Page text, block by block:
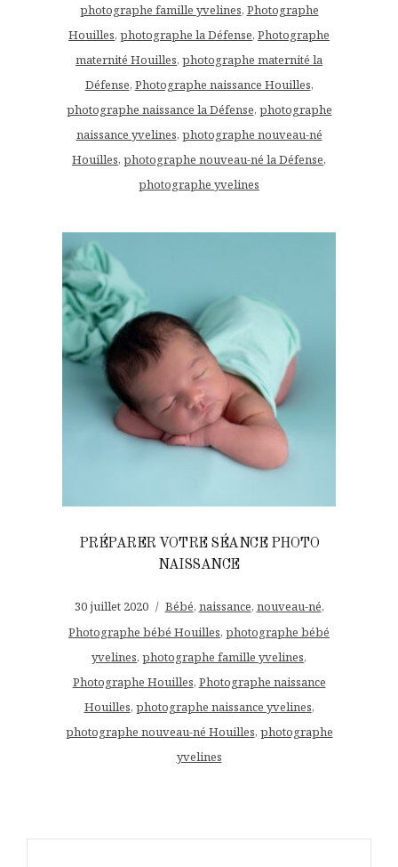
photographe famille yvelines, Photographe
Houilles, photographe la Défense, Photographe
maternité Houilles, photographe maternité la
Défense, Photographe naissance Houilles,
photographe naissance la Défense, photographe
naissance yvelines, photographe nouveau-né
Houilles, photographe nouveau-né la Défense,
photographe yvelines
PRÉPARER VOTRE SÉANCE PHOTO
NAISSANCE
30 juillet 2020 Bébé, naissance, nouveau-né,
Photographe bébé Houilles, photographe bébé
yvelines, photographe famille yvelines,
Photographe Houilles, Photographe naissance
Houilles, photographe naissance yvelines,
photographe nouveau-né Houilles, photographe
yvelines